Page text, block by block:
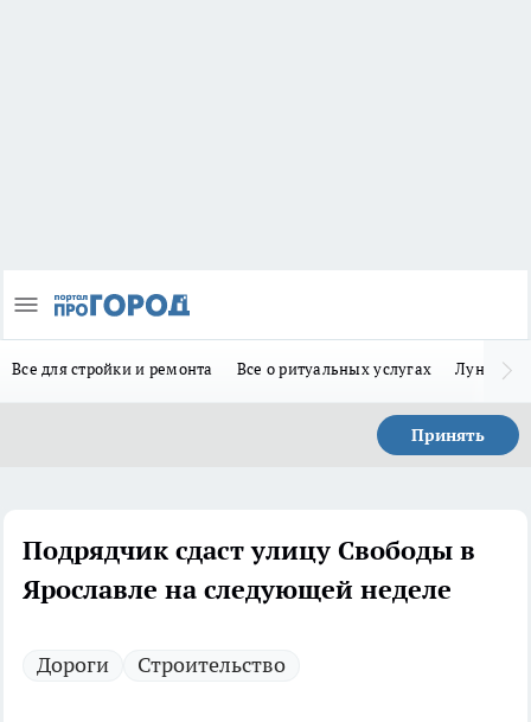
Все для стройки и ремонта Все о ритуальных услугах Лунно-
Принять
Подрядчик сдаст улицу Свободы в
Ярославле на следующей неделе
Дороги Строительство